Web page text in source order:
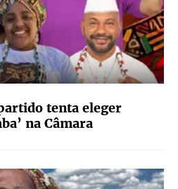
tenta eleger
na Câmara